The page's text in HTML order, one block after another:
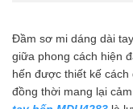
Đầm sơ mi dáng dài
giữa phong cách hiện
hến được thiết kế
đồng thời mang lại